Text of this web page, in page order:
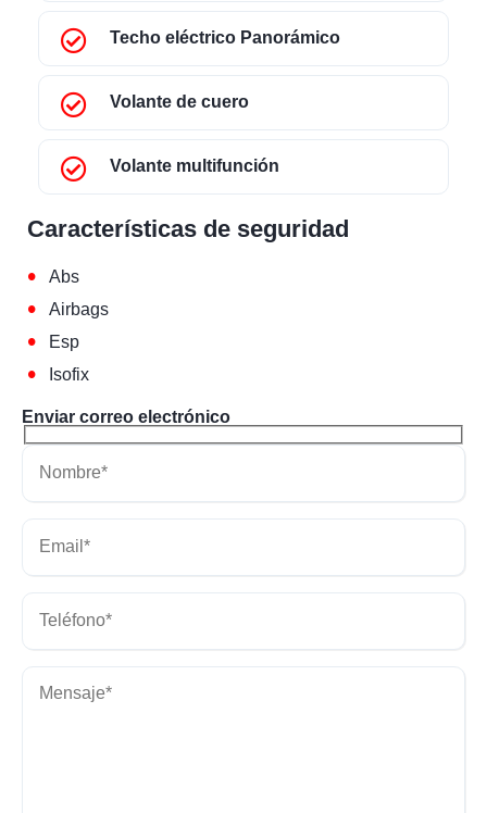
Techo eléctrico Panorámico
Volante de cuero
Volante multifunción
Características de seguridad
• Abs
• Airbags
• Esp
• Isofix
Enviar correo electrónico